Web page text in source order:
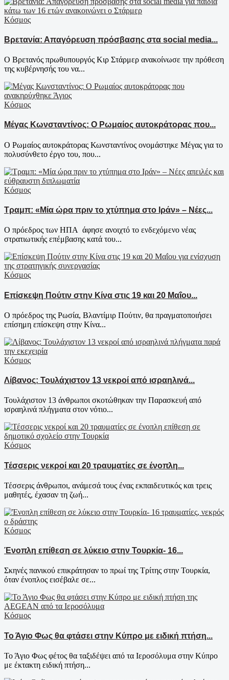
Κόσμος
Βρετανία: Απαγόρευση πρόσβασης στα social media...
Ο Βρετανός πρωθυπουργός Κιρ Στάρμερ ανακοίνωσε την πρόθεση
της κυβέρνησής του να...
Κόσμος
Μέγας Κωνσταντίνος: Ο Ρωμαίος αυτοκράτορας που...
Ο Ρωμαίος αυτοκράτορας Κωνσταντίνος ονομάστηκε Μέγας για το
πολυσύνθετο έργο του, που...
Κόσμος
Τραμπ: «Μία ώρα πριν το χτύπημα στο Ιράν» – Νέες...
Ο πρόεδρος των ΗΠΑ άφησε ανοιχτό το ενδεχόμενο νέας
στρατιωτικής επέμβασης κατά του...
Κόσμος
Επίσκεψη Πούτιν στην Κίνα στις 19 και 20 Μαΐου...
Ο πρόεδρος της Ρωσία, Βλαντίμιρ Πούτιν, θα πραγματοποιήσει
επίσημη επίσκεψη στην Κίνα...
Κόσμος
Λίβανος: Τουλάχιστον 13 νεκροί από ισραηλινά...
Τουλάχιστον 13 άνθρωποι σκοτώθηκαν την Παρασκευή από
ισραηλινά πλήγματα στον νότιο...
Κόσμος
Τέσσερις νεκροί και 20 τραυματίες σε ένοπλη...
Τέσσερις άνθρωποι, ανάμεσά τους ένας εκπαιδευτικός και τρεις
μαθητές, έχασαν τη ζωή...
Κόσμος
Ένοπλη επίθεση σε λύκειο στην Τουρκία- 16...
Σκηνές πανικού επικράτησαν το πρωί της Τρίτης στην Τουρκία,
όταν ένοπλος εισέβαλε σε...
Κόσμος
Το Άγιο Φως θα φτάσει στην Κύπρο με ειδική πτήση...
Το Άγιο Φως φέτος θα ταξιδέψει από τα Ιεροσόλυμα στην Κύπρο
με έκτακτη ειδική πτήση...